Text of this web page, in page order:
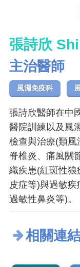
張詩欣
主治醫師
風濕免疫科
張詩欣醫師在中
醫院訓練以及風
檢查與治療(類風
脊椎炎、痛風關
織疾患(紅斑性狼
皮症等)與過敏疾
過敏性鼻炎等)。
相關連